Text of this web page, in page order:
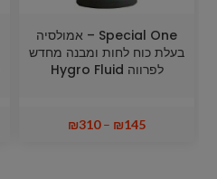
Special One – אמולסיה
בעלת כוח לחות ומבנה מחדש
לפרווה Hygro Fluid
₪145
–
₪310